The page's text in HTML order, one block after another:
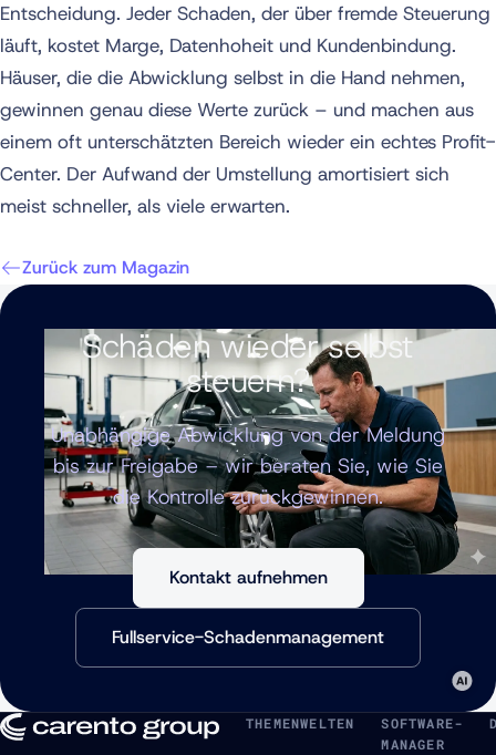
Entscheidung. Jeder Schaden, der über fremde Steuerung
läuft, kostet Marge, Datenhoheit und Kundenbindung.
Häuser, die die Abwicklung selbst in die Hand nehmen,
gewinnen genau diese Werte zurück – und machen aus
einem oft unterschätzten Bereich wieder ein echtes Profit-
Center. Der Aufwand der Umstellung amortisiert sich
meist schneller, als viele erwarten.
Zurück zum Magazin
Schäden wieder selbst
steuern?
Unabhängige Abwicklung von der Meldung
bis zur Freigabe – wir beraten Sie, wie Sie
die Kontrolle zurückgewinnen.
Kontakt aufnehmen
Fullservice-Schadenmanagement
THEMENWELTEN
SOFTWARE-
MANAGER